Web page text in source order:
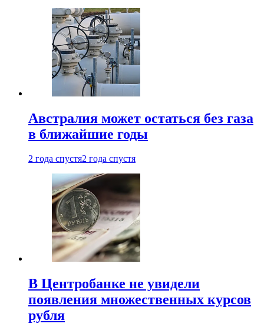
Австралия может остаться без газа
в ближайшие годы
2 года спустя2 года спустя
В Центробанке не увидели
появления множественных курсов
рубля